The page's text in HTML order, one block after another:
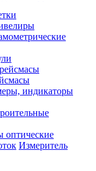
индикаторы
оптические
Измеритель